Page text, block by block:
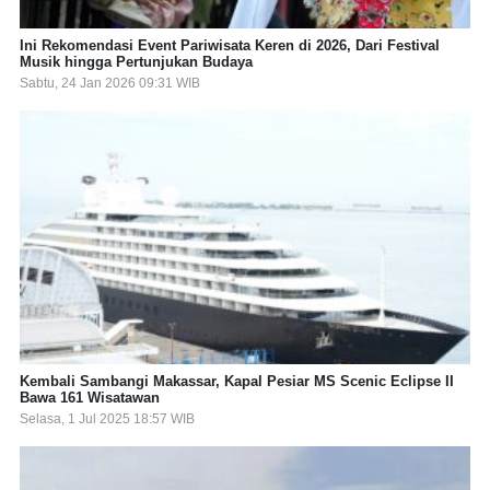
Ini Rekomendasi Event Pariwisata Keren di 2026, Dari Festival
Musik hingga Pertunjukan Budaya
Sabtu, 24 Jan 2026 09:31 WIB
Kembali Sambangi Makassar, Kapal Pesiar MS Scenic Eclipse II
Bawa 161 Wisatawan
Selasa, 1 Jul 2025 18:57 WIB